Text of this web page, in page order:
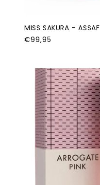
MISS SAKURA – ASSAF
Normale
€99,95